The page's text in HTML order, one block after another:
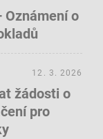
Oznámení o
žádosti o
pro
12. 3. 2026